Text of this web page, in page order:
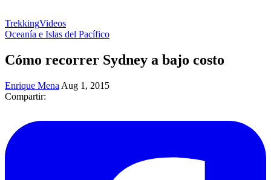
TrekkingVideos
Oceanía e Islas del Pacífico
Cómo recorrer Sydney a bajo costo
Enrique Mena Aug 1, 2015
Compartir: